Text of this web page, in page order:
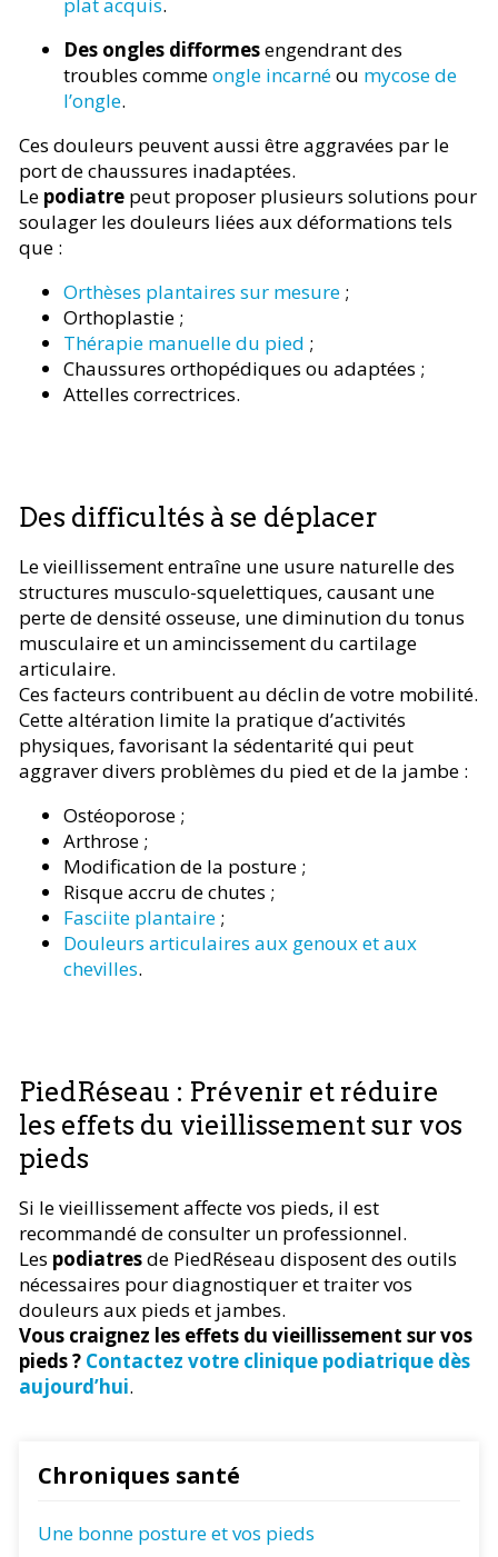
plat acquis.
Des ongles difformesengendrant des
troubles commeongle incarnéou mycose de
l’ongle.
Ces douleurs peuvent aussi être aggravées par le
port de chaussures inadaptées.
Le podiatre peut proposer plusieurs solutions pour
soulager les douleurs liées aux déformations tels
que :
Orthèses plantaires sur mesure ;
Orthoplastie ;
Thérapie manuelle du pied ;
Chaussures orthopédiques ou adaptées ;
Attelles correctrices.
Des difficultés à se déplacer
Le vieillissement entraîne une usure naturelle des
structures musculo-squelettiques, causant une
perte de densité osseuse, une diminution du tonus
musculaire et un amincissement du cartilage
articulaire.
Ces facteurs contribuent au déclin de votre mobilité.
Cette altération limite la pratique d’activités
physiques, favorisant la sédentarité qui peut
aggraver divers problèmes du pied et de la jambe :
Ostéoporose ;
Arthrose ;
Modification de la posture ;
Risque accru de chutes ;
Fasciite plantaire ;
Douleurs articulaires aux genoux et aux
chevilles.
PiedRéseau : Prévenir et réduire
les effets du vieillissement sur vos
pieds
Si le vieillissement affecte vos pieds, il est
recommandé de consulter un professionnel.
Les podiatresde PiedRéseau disposent des outils
nécessaires pour diagnostiquer et traiter vos
douleurs aux pieds et jambes.
Vous craignez les effets du vieillissement sur vos
pieds ? Contactez votre clinique podiatrique dès
aujourd’hui.
Chroniques santé
Une bonne posture et vos pieds